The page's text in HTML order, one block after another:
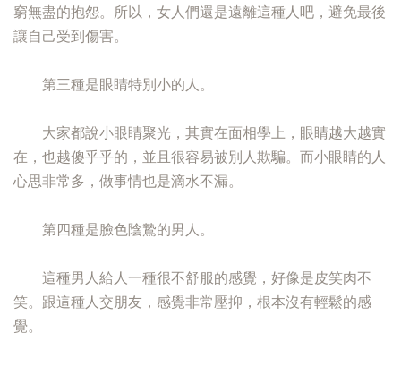
窮無盡的抱怨。所以，女人們還是遠離這種人吧，避免最後
讓自己受到傷害。
第三種是眼睛特別小的人。
大家都說小眼睛聚光，其實在面相學上，眼睛越大越實
在，也越傻乎乎的，並且很容易被別人欺騙。而小眼睛的人
心思非常多，做事情也是滴水不漏。
第四種是臉色陰鷙的男人。
這種男人給人一種很不舒服的感覺，好像是皮笑肉不
笑。跟這種人交朋友，感覺非常壓抑，根本沒有輕鬆的感
覺。